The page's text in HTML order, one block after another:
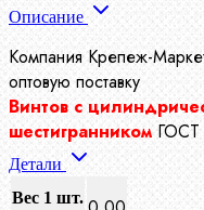
Описание
Компания Крепеж-
оптовую поставку
Винтов с
шестигранником ГОСТ
Детали
Вес 1 шт.